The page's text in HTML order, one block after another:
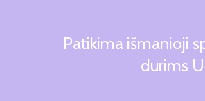
Patikima išmanioji
durims